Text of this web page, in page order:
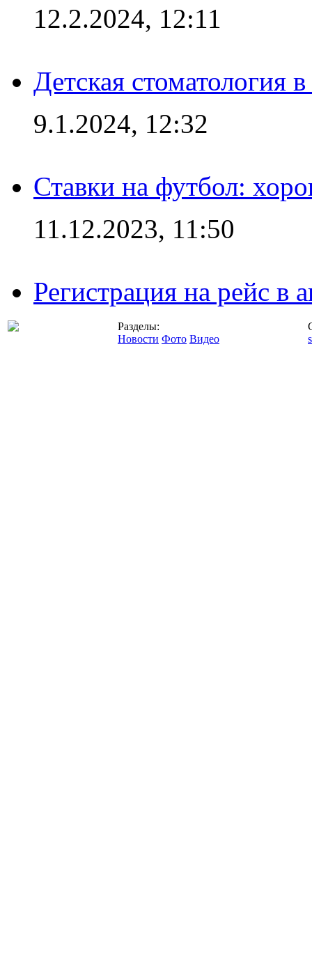
12.2.2024, 12:11
Детская стоматология
9.1.2024, 12:32
Ставки на футбол:
11.12.2023, 11:50
Регистрация на рейс в
Разделы:
Новости Фото Видео